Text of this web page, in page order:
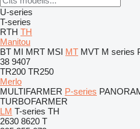
U-series
T-series
RTH TH
Manitou
BT MI MRT MSI MT MVT M series
38 9407
TR200 TR250
Merlo
MULTIFARMER P-series
TURBOFARMER
LM T-series TH
2630 8620 T